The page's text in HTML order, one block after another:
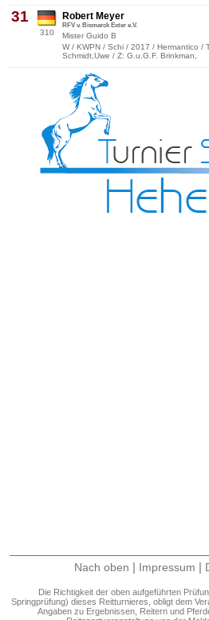
31
310
Robert Meyer
RFV v. Bismarck Exter e.V.
Mister Guido B
W / KWPN / Schi / 2017 / Hermantico /
Schmidt,Uwe / Z: G.u.G.F. Brinkman,
Nach oben | Impressum |
Die Richtigkeit der oben aufgeführten
Springprüfung) dieses Reitturnieres, obligt dem
Angaben zu Ergebnissen, Reitern und